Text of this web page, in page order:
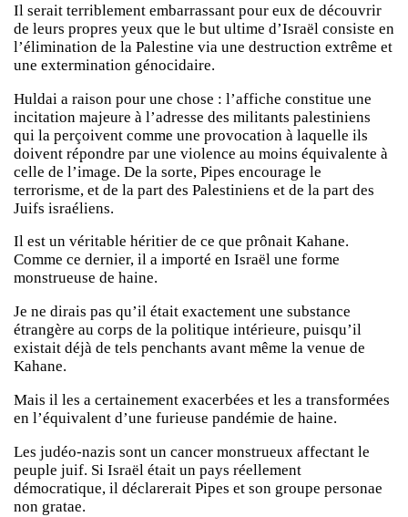
Il serait terriblement embarrassant pour eux de découvrir
de leurs propres yeux que le but ultime d’Israël consiste en
l’élimination de la Palestine via une destruction extrême et
une extermination génocidaire.
Huldai a raison pour une chose : l’affiche constitue une
incitation majeure à l’adresse des militants palestiniens
qui la perçoivent comme une provocation à laquelle ils
doivent répondre par une violence au moins équivalente à
celle de l’image. De la sorte, Pipes encourage le
terrorisme, et de la part des Palestiniens et de la part des
Juifs israéliens.
Il est un véritable héritier de ce que prônait Kahane.
Comme ce dernier, il a importé en Israël une forme
monstrueuse de haine.
Je ne dirais pas qu’il était exactement une substance
étrangère au corps de la politique intérieure, puisqu’il
existait déjà de tels penchants avant même la venue de
Kahane.
Mais il les a certainement exacerbées et les a transformées
en l’équivalent d’une furieuse pandémie de haine.
Les judéo-nazis sont un cancer monstrueux affectant le
peuple juif. Si Israël était un pays réellement
démocratique, il déclarerait Pipes et son groupe personae
non gratae.